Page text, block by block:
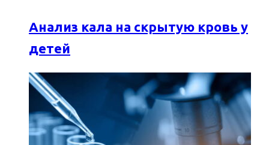
Анализ кала на скрытую кровь у
детей